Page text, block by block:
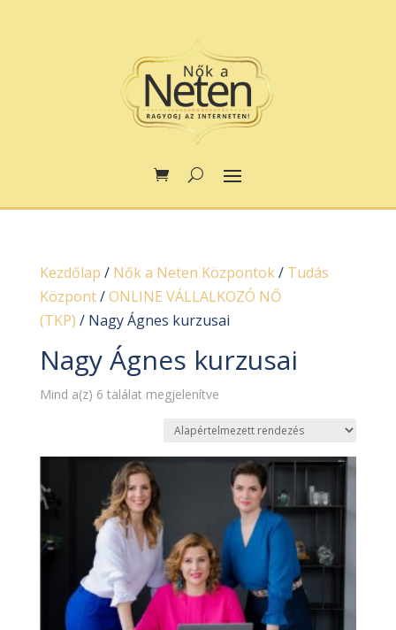
Kezdőlap / Nők a Neten Központok/ Tudás
Központ/ONLINE VÁLLALKOZÓ NŐ
(TKP) / Nagy Ágnes kurzusai
Nagy Ágnes kurzusai
Mind a(z) 6 találat megjelenítve